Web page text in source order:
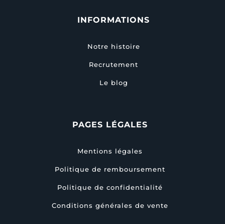
INFORMATIONS
Notre histoire
Recrutement
Le blog
PAGES LÉGALES
Mentions légales
Politique de remboursement
Politique de confidentialité
Conditions générales de vente